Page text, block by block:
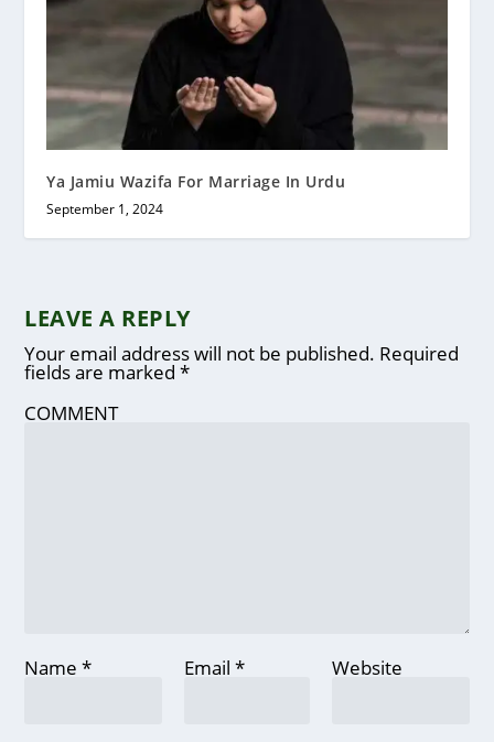
Ya Jamiu Wazifa For Marriage In Urdu
September 1, 2024
LEAVE A REPLY
Your email address will not be published. Required
fields are marked*
COMMENT
Name* Email * Website